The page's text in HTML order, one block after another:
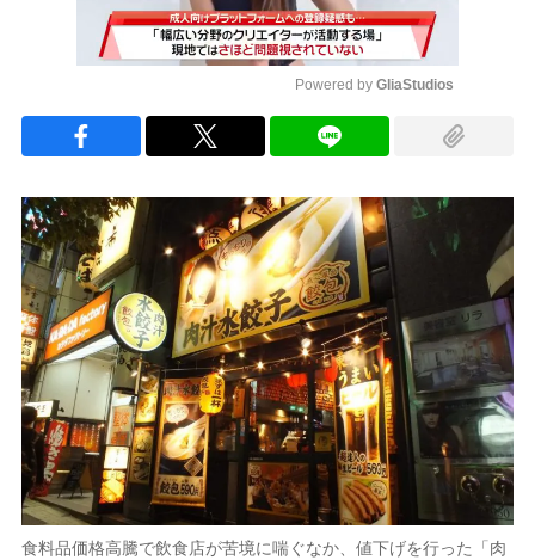
Powered by GliaStudios
食料品価格高騰で飲食店が苦境に喘ぐなか、値下げを行った「肉